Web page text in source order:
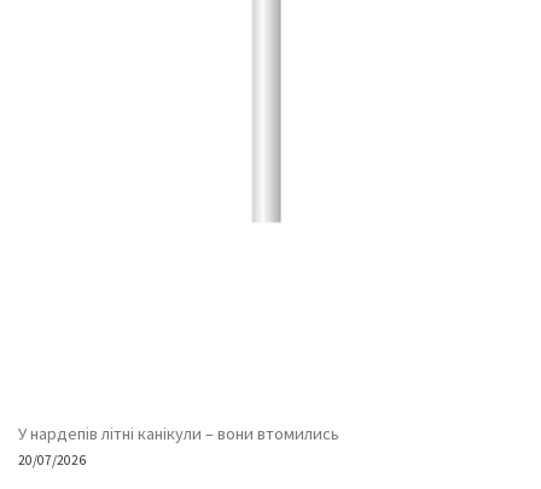
У нардепів літні канікули – вони втомились
20/07/2026